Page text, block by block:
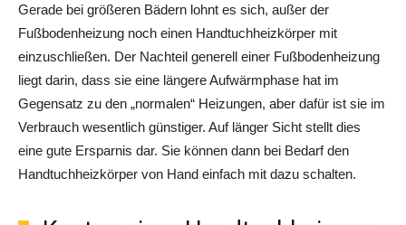
Gerade bei größeren Bädern lohnt es sich, außer der
Fußbodenheizung noch einen Handtuchheizkörper mit
einzuschließen. Der Nachteil generell einer Fußbodenheizung
liegt darin, dass sie eine längere Aufwärmphase hat im
Gegensatz zu den „normalen“ Heizungen, aber dafür ist sie im
Verbrauch wesentlich günstiger. Auf länger Sicht stellt dies
eine gute Ersparnis dar. Sie können dann bei Bedarf den
Handtuchheizkörper von Hand einfach mit dazu schalten.